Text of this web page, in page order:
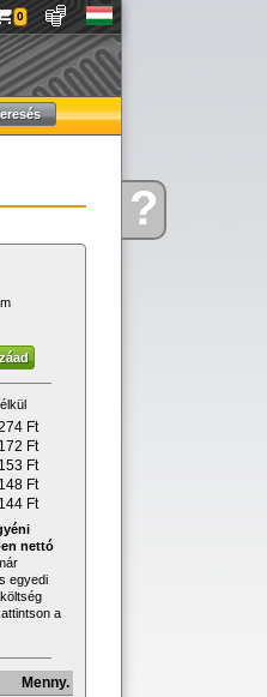
Kérdése?
0
Ft
172 Ft
153 Ft
148 Ft
144 Ft
nettó
egyedi
a
Menny.